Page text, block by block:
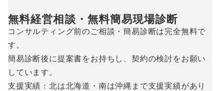
無料経営相談・無料簡易現場診断
コンサルティング前のご相談・簡易診断は完全無料で
す。
簡易診断後に提案書をお持ちし、契約の検討をお願い
しています。
支援実績：北は北海道・南は沖縄まで支援実績があり